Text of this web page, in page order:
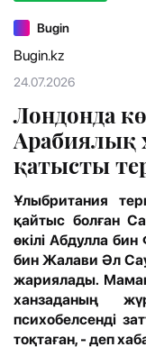
Bugin
Bugin.kz
24.07.2026
Лондонда
Арабиялық
қатысты
Ұлыбритания
қайтыс болған
өкілі Абдулла
бин Жалави Әл
жариялады.
ханзаданың
психобелсенді
тоқтаған, - деп